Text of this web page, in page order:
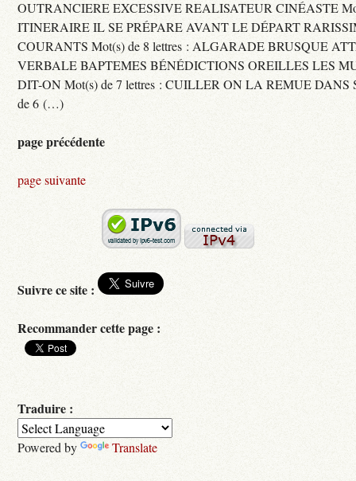
OUTRANCIERE EXCESSIVE REALISATEUR CINÉASTE
ITINERAIRE IL SE PRÉPARE AVANT LE DÉPART
COURANTS Mot(s) de 8 lettres : ALGARADE BRUSQUE
VERBALE BAPTEMES BÉNÉDICTIONS OREILLES LES
DIT-ON Mot(s) de 7 lettres : CUILLER ON LA REMUE DANS
de 6 (…)
page précédente
page suivante
Suivre ce site :
Recommander cette page :
Traduire :
Powered by Translate